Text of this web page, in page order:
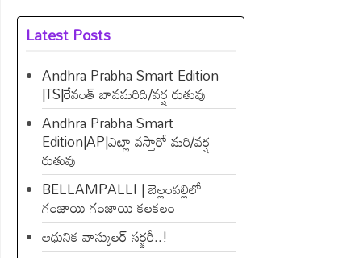
Latest Posts
Andhra Prabha Smart Edition
|TS|రేవంత్​ బావమరిది/వర్ష రుతువు
Andhra Prabha Smart
Edition|AP|ఎట్లా వస్తారో మరి/వర్ష
రుతువు
BELLAMPALLI | బెల్లంపల్లిలో
గంజాయి గంజాయి కలకలం
ఆధునిక వాస్కులర్ సర్జరీ..!